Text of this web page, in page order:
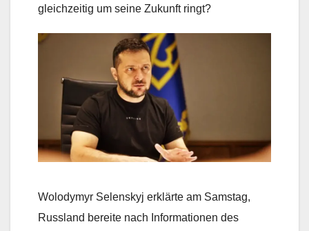
gleichzeitig um seine Zukunft ringt?
Wolodymyr Selenskyj erklärte am Samstag,
Russland bereite nach Informationen des